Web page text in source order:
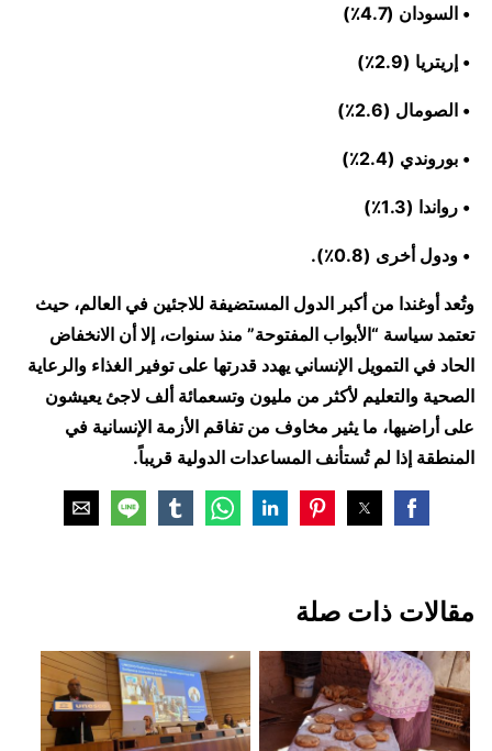
• السودان (4.7٪)
• إريتريا (2.9٪)
• الصومال (2.6٪)
• بوروندي (2.4٪)
• رواندا (1.3٪)
• ودول أخرى (0.8٪).
وتُعد أوغندا من أكبر الدول المستضيفة للاجئين في العالم، حيث
تعتمد سياسة “الأبواب المفتوحة” منذ سنوات، إلا أن الانخفاض
الحاد في التمويل الإنساني يهدد قدرتها على توفير الغذاء والرعاية
الصحية والتعليم لأكثر من مليون وتسعمائة ألف لاجئ يعيشون
على أراضيها، ما يثير مخاوف من تفاقم الأزمة الإنسانية في
المنطقة إذا لم تُستأنف المساعدات الدولية قريباً.
مقالات ذات صلة